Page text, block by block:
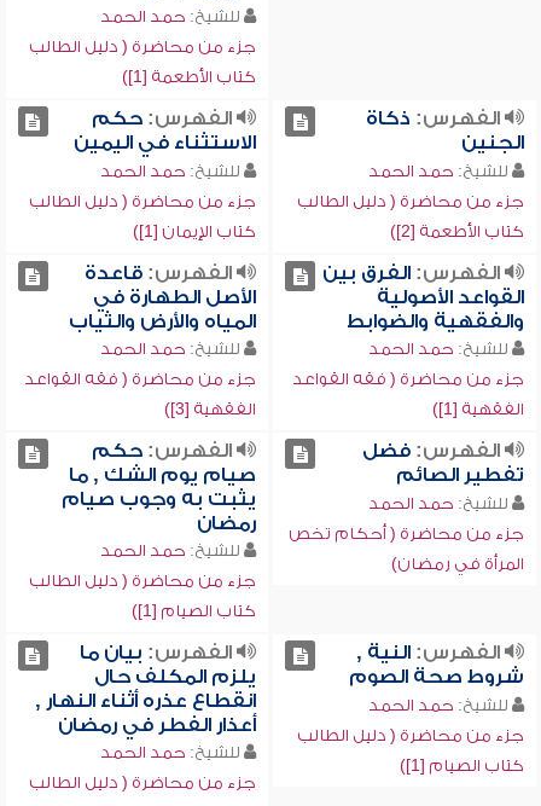
للشيخ: حمد الحمد
جزء من محاضرة ( دليل الطالب
كتاب الأطعمة [1])
الفهرس: ذكاة
الجنين
للشيخ: حمد الحمد
جزء من محاضرة ( دليل الطالب
كتاب الأطعمة [2])
الفهرس:حكم
الاستثناء في اليمين
للشيخ: حمد الحمد
جزء من محاضرة ( دليل الطالب
كتاب الإيمان [1])
الفهرس:الفرق بين
القواعد الأصولية
والفقهية والضوابط
للشيخ: حمد الحمد
جزء من محاضرة ( فقه القواعد
الفقهية [1])
الفهرس:قاعدة
الأصل الطهارة في
المياه والأرض والثياب
للشيخ: حمد الحمد
جزء من محاضرة ( فقه القواعد
الفقهية [3])
الفهرس:فضل
تفطير الصائم
للشيخ: حمد الحمد
جزء من محاضرة ( أحكام تخص
المرأة في رمضان)
الفهرس:حكم
صيام يوم الشك , ما
يثبت به وجوب صيام
رمضان
للشيخ: حمد الحمد
جزء من محاضرة ( دليل الطالب
كتاب الصيام [1])
الفهرس:النية ,
شروط صحة الصوم
للشيخ: حمد الحمد
جزء من محاضرة ( دليل الطالب
كتاب الصيام [1])
الفهرس: بيان ما
يلزم المكلف حال
انقطاع عذره أثناء النهار ,
أعذار الفطر في رمضان
للشيخ: حمد الحمد
جزء من محاضرة ( دليل الطالب